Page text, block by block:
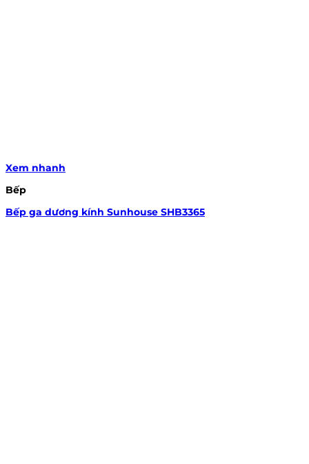
Xem nhanh
Bếp
Bếp ga dương kính Sunhouse SHB3365